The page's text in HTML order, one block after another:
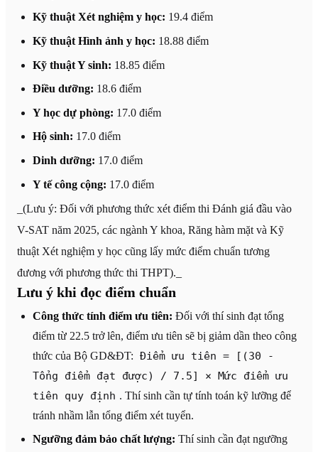
Kỹ thuật Xét nghiệm y học: 19.4 điểm
Kỹ thuật Hình ảnh y học: 18.88 điểm
Kỹ thuật Y sinh: 18.85 điểm
Điều dưỡng: 18.6 điểm
Y học dự phòng: 17.0 điểm
Hộ sinh: 17.0 điểm
Dinh dưỡng: 17.0 điểm
Y tế công cộng: 17.0 điểm
_(Lưu ý: Đối với phương thức xét điểm thi Đánh giá đầu vào
V-SAT năm 2025, các ngành Y khoa, Răng hàm mặt và Kỹ
thuật Xét nghiệm y học cũng lấy mức điểm chuẩn tương
đương với phương thức thi THPT)._
Lưu ý khi đọc điểm chuẩn
Công thức tính điểm ưu tiên: Đối với thí sinh đạt tổng
điểm từ 22.5 trở lên, điểm ưu tiên sẽ bị giảm dần theo công
thức của Bộ GD&ĐT: Điểm ưu tiên = [(30 -
Tổng điểm đạt được) / 7.5] × Mức điểm ưu
tiên quy định . Thí sinh cần tự tính toán kỹ lưỡng để
tránh nhầm lẫn tổng điểm xét tuyển.
Ngưỡng đảm bảo chất lượng: Thí sinh cần đạt ngưỡng